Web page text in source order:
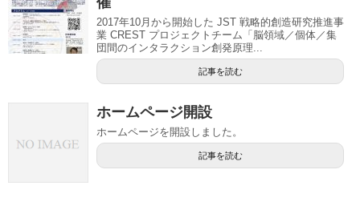
2017年10月から開始した JST 戦略的創造研究推進事
業 CREST プロジェクトチーム「脳領域／個体／集
団間のインタラクション創発原理...
記事を読む
ホームページ開設
ホームページを開設しました。
記事を読む